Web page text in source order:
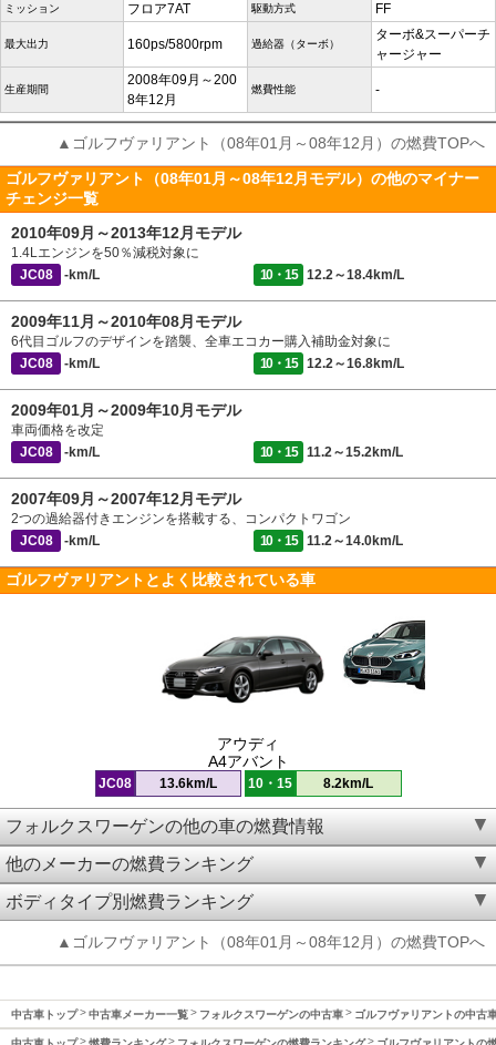
ミッション フロア7AT 駆動方式 FF
最大出力 160ps/5800rpm 過給器（ターボ）
ターボ&スーパーチ
ャージャー
生産期間
2008年09月～200
8年12月
燃費性能 -
▲ゴルフヴァリアント（08年01月～08年12月）の燃費TOPへ
ゴルフヴァリアント（08年01月～08年12月モデル）の他のマイナー
チェンジ一覧
2010年09月～2013年12月モデル
1.4Lエンジンを50％減税対象に
JC08
-km/L 10・15 12.2～18.4km/L
2009年11月～2010年08月モデル
6代目ゴルフのデザインを踏襲、全車エコカー購入補助金対象に
JC08
-km/L 10・15 12.2～16.8km/L
2009年01月～2009年10月モデル
車両価格を改定
JC08
-km/L 10・15 11.2～15.2km/L
2007年09月～2007年12月モデル
2つの過給器付きエンジンを搭載する、コンパクトワゴン
JC08
-km/L 10・15 11.2～14.0km/L
ゴルフヴァリアントとよく比較されている車
アウディ
A4アバント
JC08 13.6km/L 10・15 8.2km/L
フォルクスワーゲンの他の車の燃費情報
他のメーカーの燃費ランキング
ボディタイプ別燃費ランキング
▲ゴルフヴァリアント（08年01月～08年12月）の燃費TOPへ
中古車トップ 中古車メーカー一覧 フォルクスワーゲンの中古車 ゴルフヴァリアントの中古